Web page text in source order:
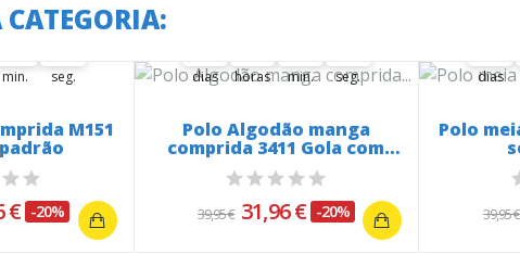
46
46
00
min.
22
22
23
seg.
M151
€ -20%
dias horas min. seg.
Polo Algodão manga
comprida 3411 Gola com
Risca
39,95 € 31,96 € -20%
dias
Polo
39,95 €